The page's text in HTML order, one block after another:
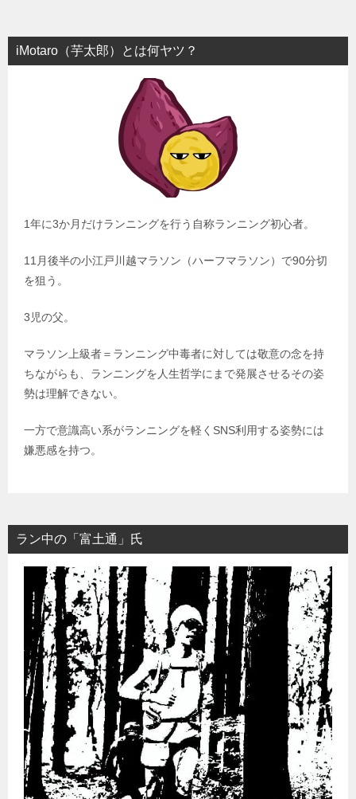
iMotaro（芋太郎）とは何ヤツ？
1年に3か月だけランニングを行う自称ランニング初心者。
11月後半の小江戸川越マラソン（ハーフマラソン）で90分切
を狙う。
3児の父。
マラソン上級者＝ランニング中毒者に対しては敬意の念を持
ちながらも、ランニングを人生哲学にまで発展させるその姿
勢は理解できない。
一方で意識高い系がランニングを軽くSNS利用する姿勢には
嫌悪感を持つ。
ラン中の「富土通」氏